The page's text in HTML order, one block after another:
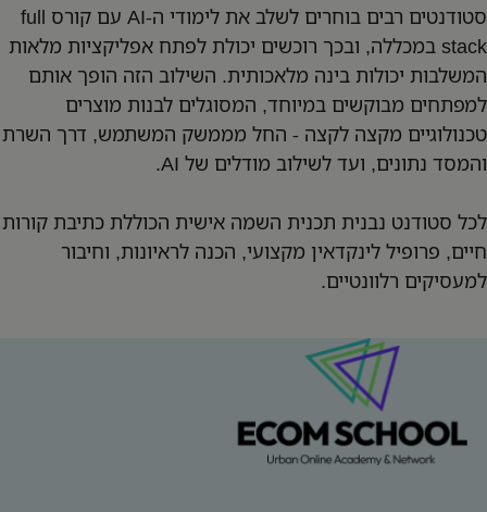
סטודנטים רבים בוחרים לשלב את לימודי ה-AI עם קורס full
stack במכללה, ובכך רוכשים יכולת לפתח אפליקציות מלאות
המשלבות יכולות בינה מלאכותית. השילוב הזה הופך אותם
למפתחים מבוקשים במיוחד, המסוגלים לבנות מוצרים
טכנולוגיים מקצה לקצה - החל מממשק המשתמש, דרך השרת
והמסד נתונים, ועד לשילוב מודלים של AI.
לכל סטודנט נבנית תכנית השמה אישית הכוללת כתיבת קורות
חיים, פרופיל לינקדאין מקצועי, הכנה לראיונות, וחיבור
למעסיקים רלוונטיים.